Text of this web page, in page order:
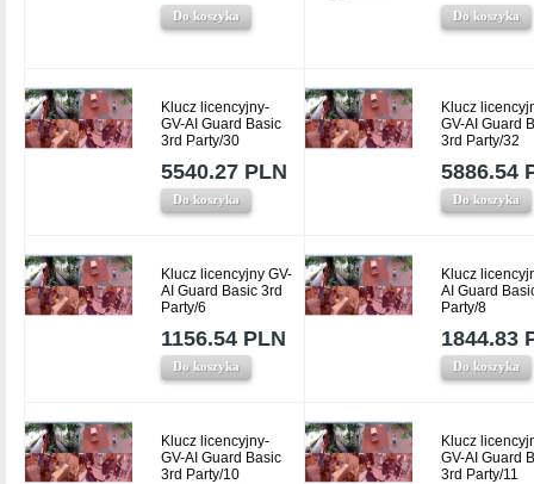
Do koszyka Do koszyka
Klucz licencyjny-
GV-AI Guard Basic
3rd Party/30
5540.27 PLN
Do koszyka
Klucz
GV-AI Guard
3rd Party/32
5886.54
Do koszyka
Klucz licencyjny GV-
AI Guard Basic 3rd
Party/6
1156.54 PLN
Do koszyka
Klucz
AI Guard
Party/8
1844.83
Do koszyka
Klucz licencyjny-
GV-AI Guard Basic
3rd Party/10
Klucz
GV-AI Guard
3rd Party/11